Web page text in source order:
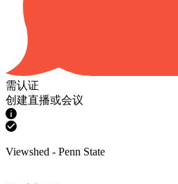
需认证
创建直播或会议
Viewshed - Penn State